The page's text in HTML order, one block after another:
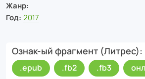
Жанр:
Год: 2017
Ознак-ый фрагмент (Литрес)
.epub .fb2 .fb3